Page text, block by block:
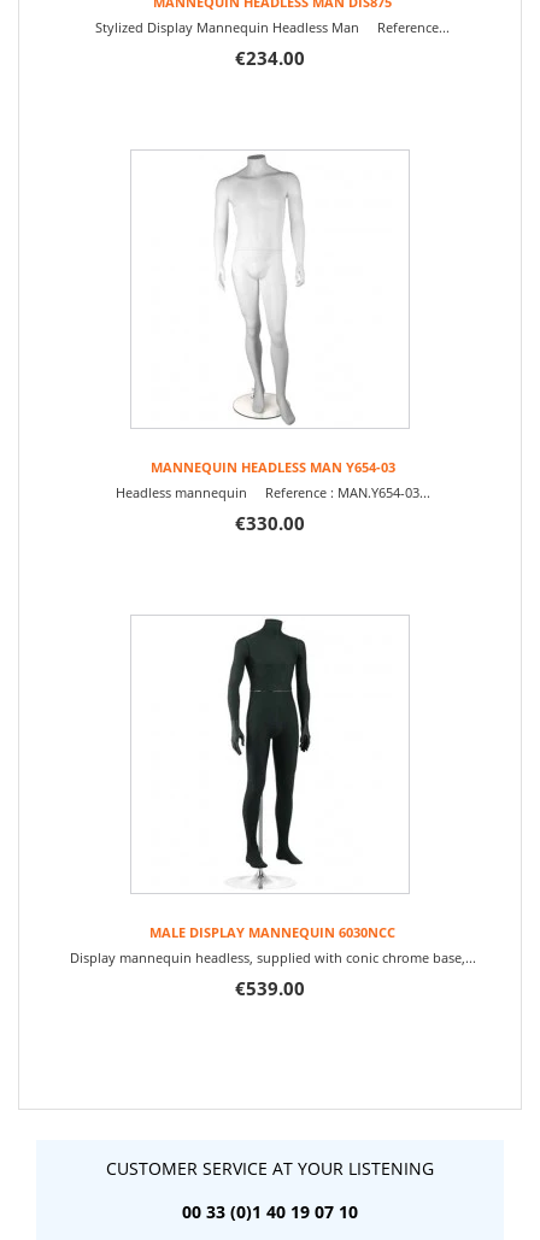
Stylized Display Mannequin Headless Man Reference...
€234.00
MANNEQUIN HEADLESS MAN Y654-03
Headless mannequin Reference : MAN.Y654-03...
€330.00
MALE DISPLAY MANNEQUIN 6030NCC
Display mannequin headless, supplied with conic chrome base,...
€539.00
CUSTOMER SERVICE AT YOUR LISTENING
00 33 (0)1 40 19 07 10